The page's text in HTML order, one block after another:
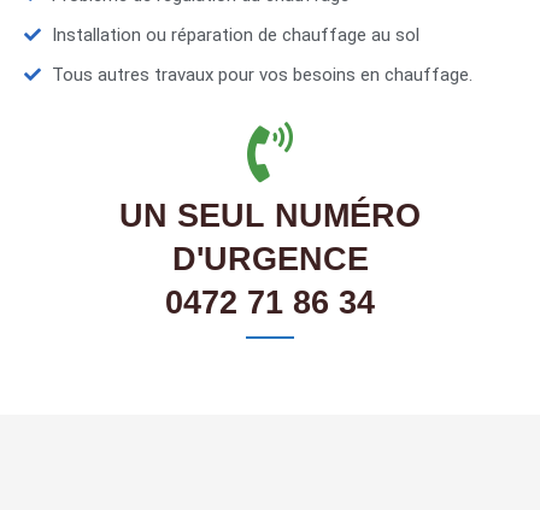
Installation ou réparation de chauffage au sol
Tous autres travaux pour vos besoins en chauffage.
UN SEUL NUMÉRO
D'URGENCE
0472 71 86 34